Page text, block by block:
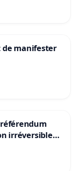
de manifester
irréversible